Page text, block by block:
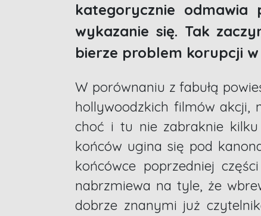
kategorycznie
wykazanie się. Tak
bierze problem korupcji
W porównaniu z fabułą
hollywoodzkich filmów akcji,
choć i tu nie zabraknie kilku
końców ugina się pod
końcówce poprzedniej
nabrzmiewa na tyle, że
dobrze znanymi już